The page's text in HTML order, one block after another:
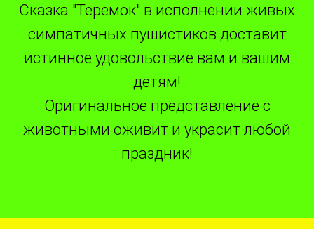
Сказка "Теремок" в исполнении живых
симпатичных пушистиков доставит
истинное удовольствие вам и вашим
детям!
Оригинальное представление с
животными оживит и украсит любой
праздник!